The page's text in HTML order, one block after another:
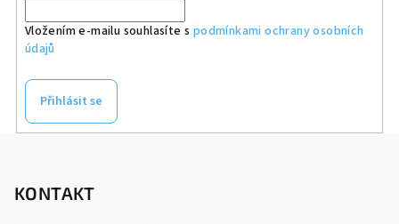
Vložením e-mailu souhlasíte s podmínkami ochrany osobních
údajů
Přihlásit se
KONTAKT